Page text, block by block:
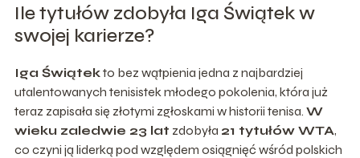
Ile tytułów zdobyła Iga Świątek w
swojej karierze?
Iga Świątekto bez wątpienia jedna z najbardziej
utalentowanych tenisistek młodego pokolenia, która już
teraz zapisała się złotymi zgłoskami w historii tenisa. W
wieku zaledwie 23 lat zdobyła 21 tytułów WTA,
co czyni ją liderką pod względem osiągnięć wśród polskich